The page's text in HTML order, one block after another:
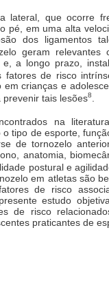
lateral, que ocorre
pé, em uma alta
dos ligamentos
geram relevantes
a longo prazo,
fatores de risco
crianças e
tais lesões8
na
tipo de esporte,
de tornozelo
anatomia,
postural e
em atletas são
de risco
estudo
de risco
praticantes de